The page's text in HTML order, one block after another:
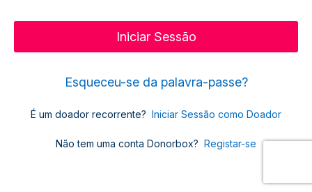
Esqueceu-se da palavra-passe?
É um doador recorrente? Iniciar Sessão como Doador
Não tem uma conta Donorbox? Registar-se